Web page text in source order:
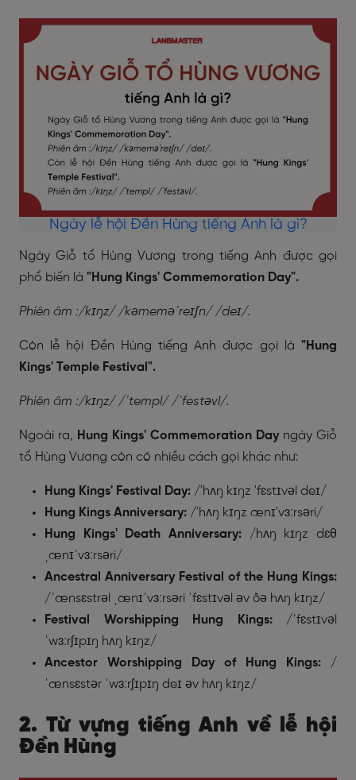
Ngày lễ hội Đền Hùng tiếng Anh là gì?
Ngày Giỗ tổ Hùng Vương trong tiếng Anh được gọi
phổ biến là "Hung Kings' Commemoration Day".
Phiên âm :/kɪŋz/ /kəmeməˈreɪʃn/ /deɪ/.
Còn lễ hội Đền Hùng tiếng Anh được gọi là "Hung
Kings' Temple Festival".
Phiên âm :/kɪŋz/ /ˈtempl/ /ˈfestəvl/.
Ngoài ra, Hung Kings' Commemoration Day ngày Giỗ
tổ Hùng Vương còn có nhiều cách gọi khác như:
Hung Kings' Festival Day: /'hʌŋ kɪŋz 'fɛstɪvəl deɪ/
Hung Kings Anniversary: /'hʌŋ kɪŋz ænɪ'vɜːrsəri/
Hung Kings' Death Anniversary: /hʌŋ kɪŋz dɛθ
ˌænɪˈvɜːrsəri/
Ancestral Anniversary Festival of the Hung Kings:
/ˈænsɛstrəl ˌænɪˈvɜːrsəri ˈfɛstɪvəl əv ðə hʌŋ kɪŋz/
Festival Worshipping Hung Kings:/ˈfɛstɪvəl
ˈwɜːrʃɪpɪŋ hʌŋ kɪŋz/
Ancestor Worshipping Day of Hung Kings: /
ˈænsɛstər ˈwɜːrʃɪpɪŋ deɪ əv hʌŋ kɪŋz/
2. Từ vựng tiếng Anh về lễ hội
Đền Hùng